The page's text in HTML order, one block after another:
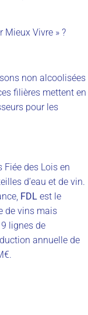
Mieux Vivre » ?
non alcoolisées
filières mettent en
pour les
Fiée des Lois en
d’eau et de vin.
FDL est le
de vins mais
lignes de
annuelle de